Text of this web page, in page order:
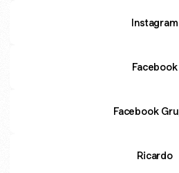
Instagram
Facebook
Facebook
Ricardo